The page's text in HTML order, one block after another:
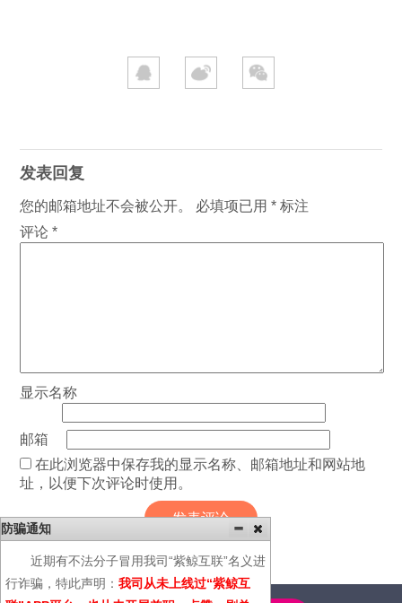
发表回复
您的邮箱地址不会被公开。 必填项已用* 标注
评论*
显示名称
邮箱
在此浏览器中保存我的显示名称、邮箱地址和网站地
址，以便下次评论时使用。
防骗通知
近期有不法分子冒用我司“紫鲸互联”名义进
行诈骗，特此声明： 我司从未上线过“紫鲸互